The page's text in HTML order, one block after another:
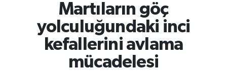
Martıların göç
yolculuğundaki inci
kefallerini avlama
mücadelesi